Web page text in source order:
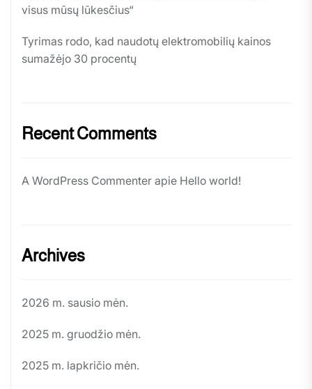
visus mūsų lūkesčius“
Tyrimas rodo, kad naudotų elektromobilių kainos
sumažėjo 30 procentų
Recent Comments
A WordPress Commenter apie Hello world!
Archives
2026 m. sausio mėn.
2025 m. gruodžio mėn.
2025 m. lapkričio mėn.